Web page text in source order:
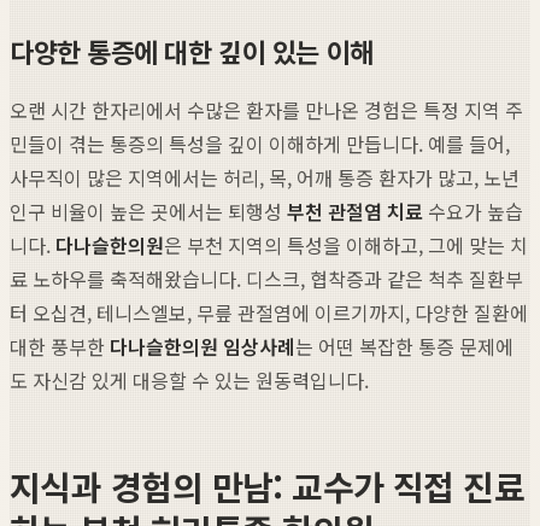
다양한 통증에 대한 깊이 있는 이해
오랜 시간 한자리에서 수많은 환자를 만나온 경험은 특정 지역 주
민들이 겪는 통증의 특성을 깊이 이해하게 만듭니다. 예를 들어,
사무직이 많은 지역에서는 허리, 목, 어깨 통증 환자가 많고, 노년
인구 비율이 높은 곳에서는 퇴행성 부천 관절염 치료 수요가 높습
니다. 다나슬한의원은 부천 지역의 특성을 이해하고, 그에 맞는 치
료 노하우를 축적해왔습니다. 디스크, 협착증과 같은 척추 질환부
터 오십견, 테니스엘보, 무릎 관절염에 이르기까지, 다양한 질환에
대한 풍부한 다나슬한의원 임상사례는 어떤 복잡한 통증 문제에
도 자신감 있게 대응할 수 있는 원동력입니다.
지식과 경험의 만남: 교수가 직접 진료